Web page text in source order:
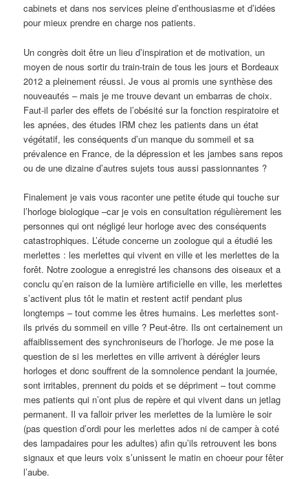
cabinets et dans nos services pleine d’enthousiasme et d’idées
pour mieux prendre en charge nos patients.
Un congrès doit être un lieu d’inspiration et de motivation, un
moyen de nous sortir du train-train de tous les jours et Bordeaux
2012 a pleinement réussi. Je vous ai promis une synthèse des
nouveautés – mais je me trouve devant un embarras de choix.
Faut-il parler des effets de l’obésité sur la fonction respiratoire et
les apnées, des études IRM chez les patients dans un état
végétatif, les conséquents d’un manque du sommeil et sa
prévalence en France, de la dépression et les jambes sans repos
ou de une dizaine d’autres sujets tous aussi passionnantes ?
Finalement je vais vous raconter une petite étude qui touche sur
l’horloge biologique –car je vois en consultation régulièrement les
personnes qui ont négligé leur horloge avec des conséquents
catastrophiques. L’étude concerne un zoologue qui a étudié les
merlettes : les merlettes qui vivent en ville et les merlettes de la
forêt. Notre zoologue a enregistré les chansons des oiseaux et a
conclu qu’en raison de la lumière artificielle en ville, les merlettes
s’activent plus tôt le matin et restent actif pendant plus
longtemps – tout comme les êtres humains. Les merlettes sont-
ils privés du sommeil en ville ? Peut-être. Ils ont certainement un
affaiblissement des synchroniseurs de l’horloge. Je me pose la
question de si les merlettes en ville arrivent à dérégler leurs
horloges et donc souffrent de la somnolence pendant la journée,
sont irritables, prennent du poids et se dépriment – tout comme
mes patients qui n’ont plus de repère et qui vivent dans un jetlag
permanent. Il va falloir priver les merlettes de la lumière le soir
(pas question d’ordi pour les merlettes ados ni de camper à coté
des lampadaires pour les adultes) afin qu’ils retrouvent les bons
signaux et que leurs voix s’unissent le matin en choeur pour fêter
l’aube.